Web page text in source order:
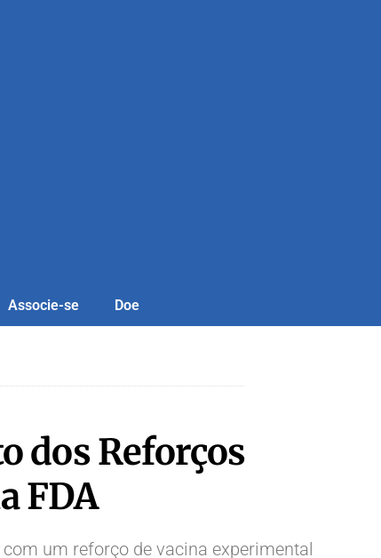
Associe-se Doe
dos Reforços
FDA
um reforço de vacina experimental